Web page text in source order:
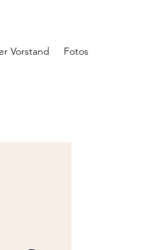
Vorstand Fotos